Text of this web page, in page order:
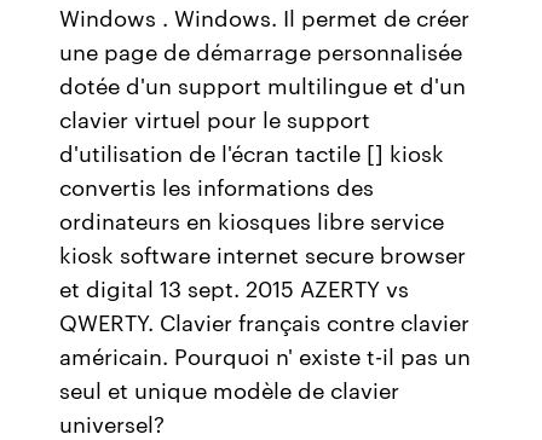
Windows . Windows. Il permet de créer
une page de démarrage personnalisée
dotée d'un support multilingue et d'un
clavier virtuel pour le support
d'utilisation de l'écran tactile [] kiosk
convertis les informations des
ordinateurs en kiosques libre service
kiosk software internet secure browser
et digital 13 sept. 2015 AZERTY vs
QWERTY. Clavier français contre clavier
américain. Pourquoi n' existe t-il pas un
seul et unique modèle de clavier
universel?